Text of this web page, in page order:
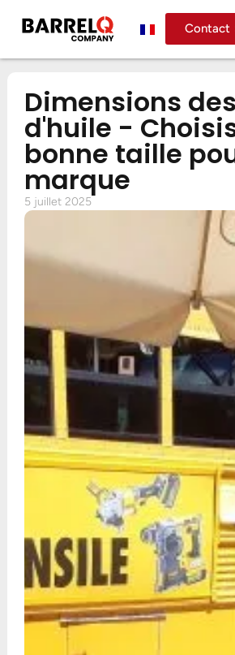
Contact
Dimensions
d'huile -
bonne taille
marque
5 juillet 2025